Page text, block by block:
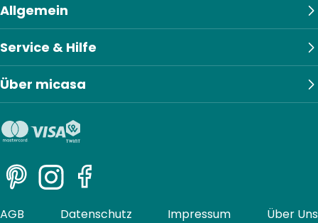
Allgemein
Service & Hilfe
Über micasa
PinterestInstagramFacebook
AGB Datenschutz Impressum
Über Uns